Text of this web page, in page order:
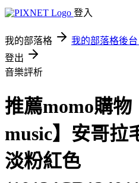
登入
我的部落格 我的部落格後台
登出
音樂評析
推薦momo購物
music】安哥拉
淡粉紅色